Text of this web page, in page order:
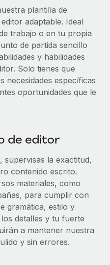
HH. integradas para tu
de IA con Remote
en RR. HH. globales
de candidatos.
empresas.
HH. globales en tu
y automatización con IA.
de puestos
plantilla de
adaptable. Ideal
trabajo o en tu propia
de partida sencillo
y habilidades
Solo tienes que
necesidades específicas
oportunidades que le
de editor
supervisas la exactitud,
contenido escrito.
materiales, como
para cumplir con
gramática, estilo y
detalles y tu fuerte
a mantener nuestra
y sin errores.